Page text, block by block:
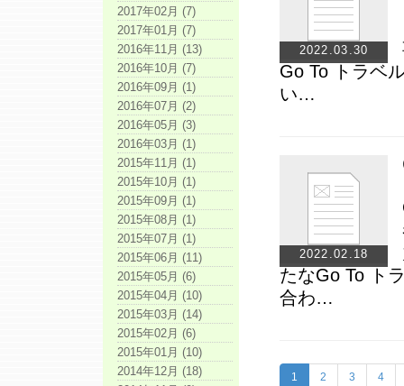
2022.03.30
Go To トラベ
い…
2022.02.18
たなGo To ト
合わ…
1 2 3 4
2017年02月 (7)
2017年01月 (7)
2016年11月 (13)
2016年10月 (7)
2016年09月 (1)
2016年07月 (2)
2016年05月 (3)
2016年03月 (1)
2015年11月 (1)
2015年10月 (1)
2015年09月 (1)
2015年08月 (1)
2015年07月 (1)
2015年06月 (11)
2015年05月 (6)
2015年04月 (10)
2015年03月 (14)
2015年02月 (6)
2015年01月 (10)
2014年12月 (18)